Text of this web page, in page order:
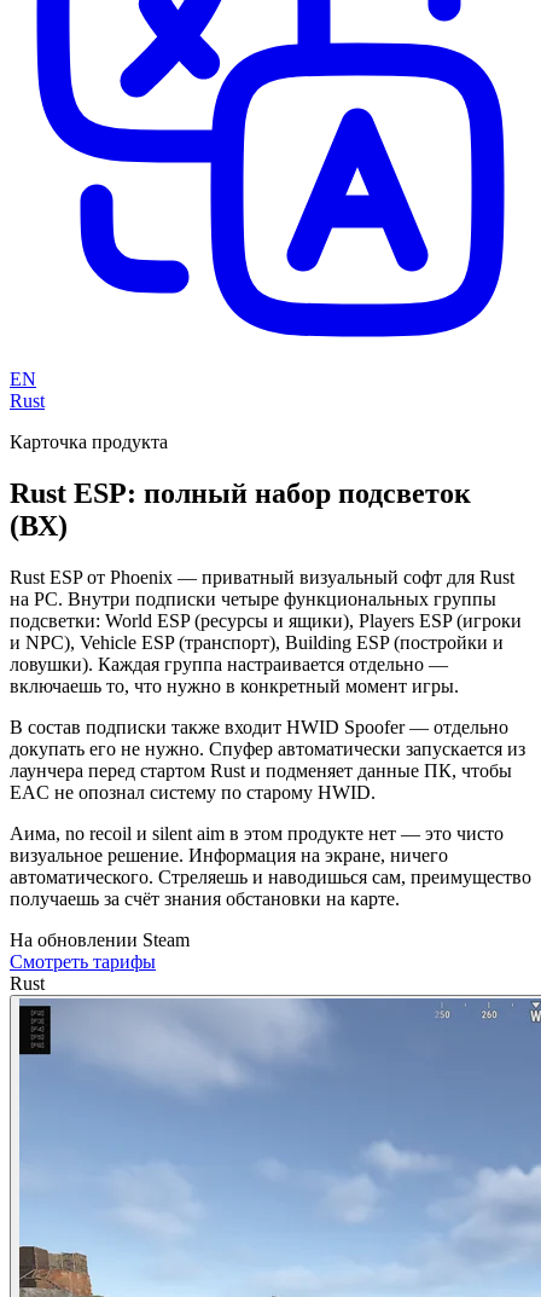
EN
Rust
Карточка продукта
Rust ESP: полный набор подсветок
(ВХ)
Rust ESP от Phoenix — приватный визуальный софт для Rust
на PC. Внутри подписки четыре функциональных группы
подсветки: World ESP (ресурсы и ящики), Players ESP (игроки
и NPC), Vehicle ESP (транспорт), Building ESP (постройки и
ловушки). Каждая группа настраивается отдельно —
включаешь то, что нужно в конкретный момент игры.
В состав подписки также входит HWID Spoofer — отдельно
докупать его не нужно. Спуфер автоматически запускается из
лаунчера перед стартом Rust и подменяет данные ПК, чтобы
EAC не опознал систему по старому HWID.
Аима, no recoil и silent aim в этом продукте нет — это чисто
визуальное решение. Информация на экране, ничего
автоматического. Стреляешь и наводишься сам, преимущество
получаешь за счёт знания обстановки на карте.
На обновлении Steam
Смотреть тарифы
Rust